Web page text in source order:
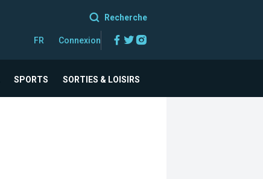
Recherche
FR Connexion Facebook
Twitter
SPORTS SORTIES & LOISIRS